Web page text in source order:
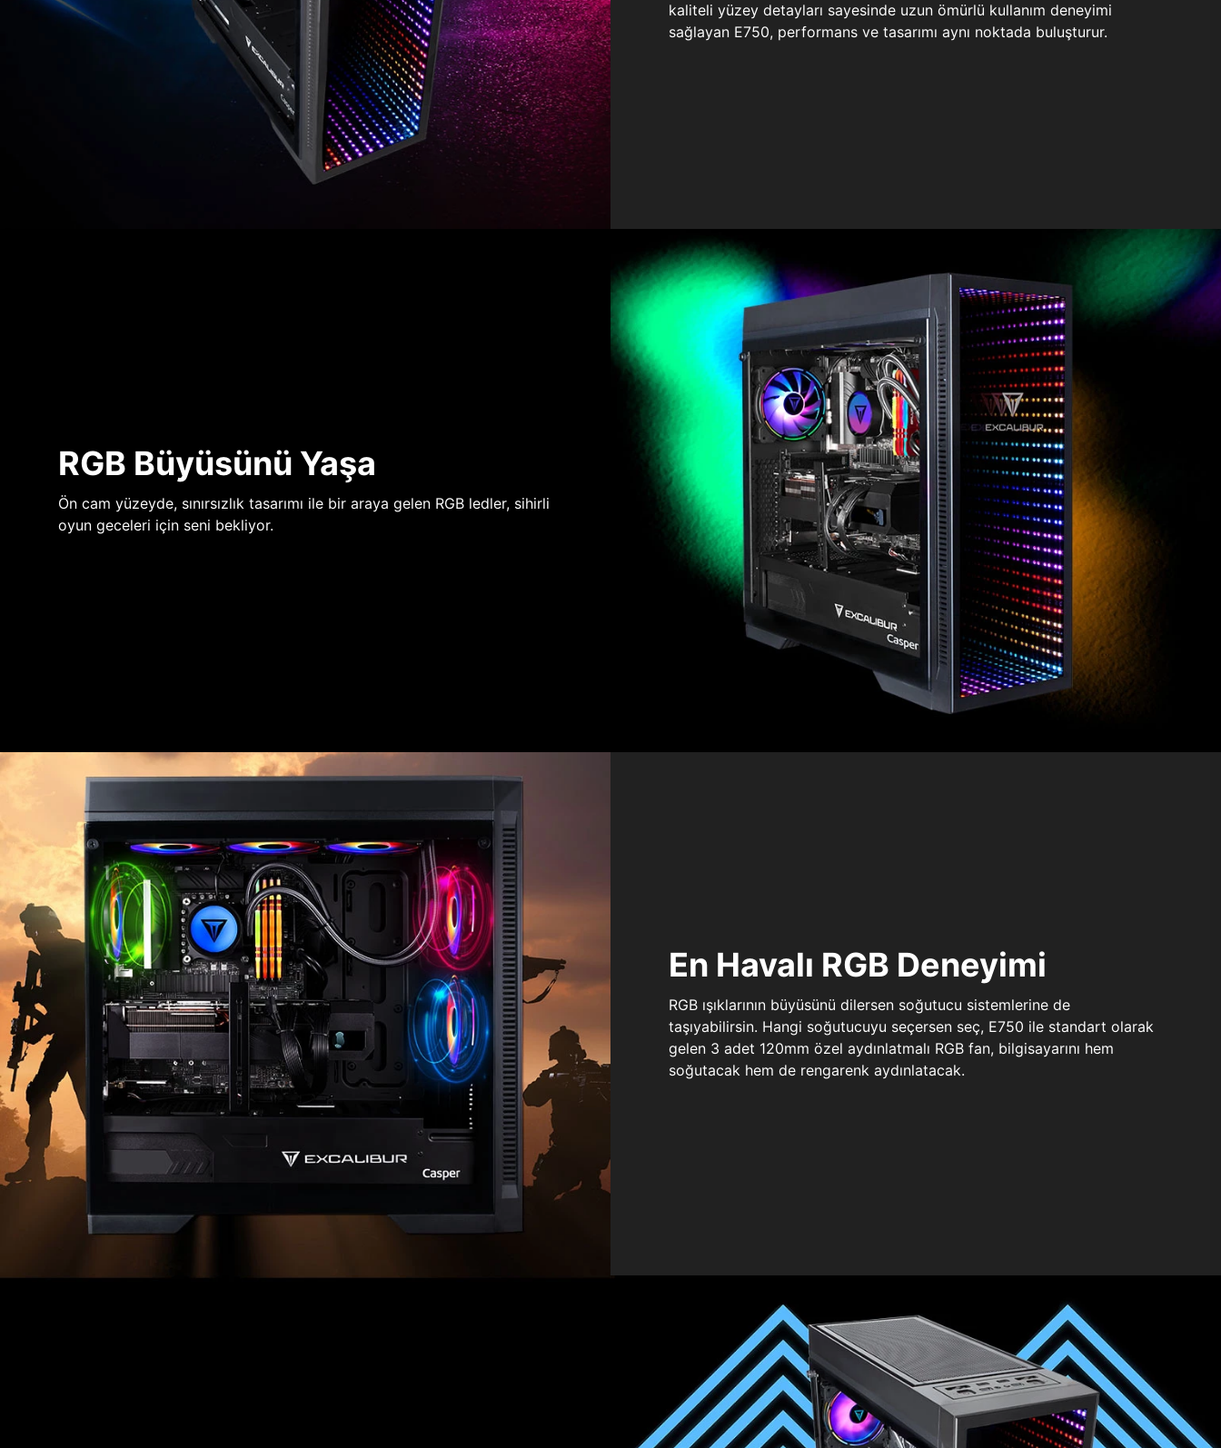
kaliteli yüzey detayları sayesinde uzun ömürlü kullanım deneyimi
sağlayan E750, performans ve tasarımı aynı noktada buluşturur.
RGB Büyüsünü Yaşa
Ön cam yüzeyde, sınırsızlık tasarımı ile bir araya gelen RGB ledler, sihirli
oyun geceleri için seni bekliyor.
En Havalı RGB Deneyimi
RGB ışıklarının büyüsünü dilersen soğutucu sistemlerine de
taşıyabilirsin. Hangi soğutucuyu seçersen seç, E750 ile standart olarak
gelen 3 adet 120mm özel aydınlatmalı RGB fan, bilgisayarını hem
soğutacak hem de rengarenk aydınlatacak.